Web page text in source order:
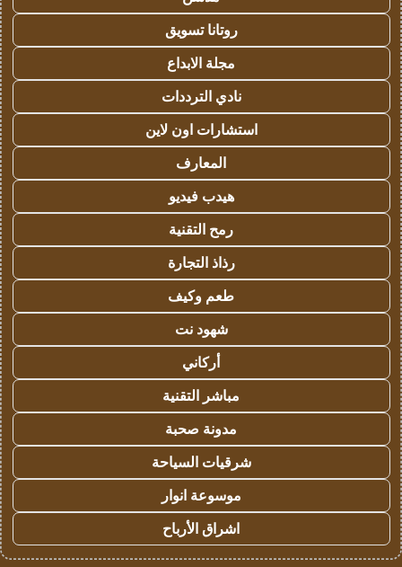
روتانا تسويق
مجلة الابداع
نادي الترددات
استشارات اون لاين
المعارف
هيدب فيديو
رمح التقنية
رذاذ التجارة
طعم وكيف
شهود نت
أركاني
مباشر التقنية
مدونة صحبة
شرقيات السياحة
موسوعة انوار
اشراق الأرباح